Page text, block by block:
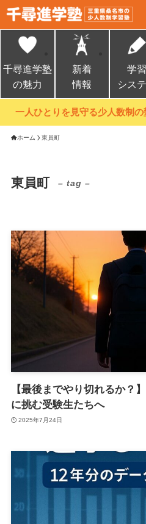
千尋進学塾
の魅力
新着
情報
学習
シス
一人ひとりを見守る少人数制の
ホーム 東員町
東員町 – tag –
【最後までやり切れるか？
に挑む受験生たちへ
2025年7月24日